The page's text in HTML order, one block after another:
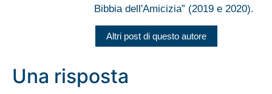
Bibbia dell'Amicizia” (2019 e 2020).
Altri post di questo autore
Una risposta